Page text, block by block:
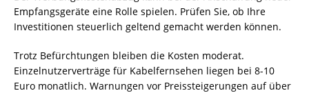
Empfangsgeräte eine Rolle spielen. Prüfen Sie, ob Ihre
Investitionen steuerlich geltend gemacht werden können.
Trotz Befürchtungen bleiben die Kosten moderat.
Einzelnutzerverträge für Kabelfernsehen liegen bei 8-10
Euro monatlich. Warnungen vor Preissteigerungen auf über